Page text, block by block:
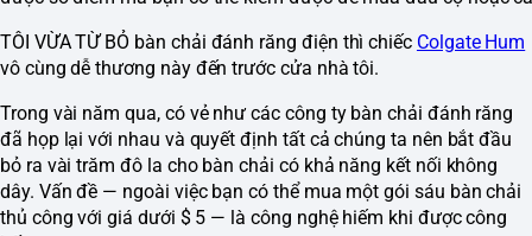
TÔI VỪA TỪ BỎ bàn chải đánh răng điện thì chiếc Colgate Hum
vô cùng dễ thương này đến trước cửa nhà tôi.
Trong vài năm qua, có vẻ như các công ty bàn chải đánh răng
đã họp lại với nhau và quyết định tất cả chúng ta nên bắt đầu
bỏ ra vài trăm đô la cho bàn chải có khả năng kết nối không
dây. Vấn đề — ngoài việc bạn có thể mua một gói sáu bàn chải
thủ công với giá dưới $ 5 — là công nghệ hiếm khi được công